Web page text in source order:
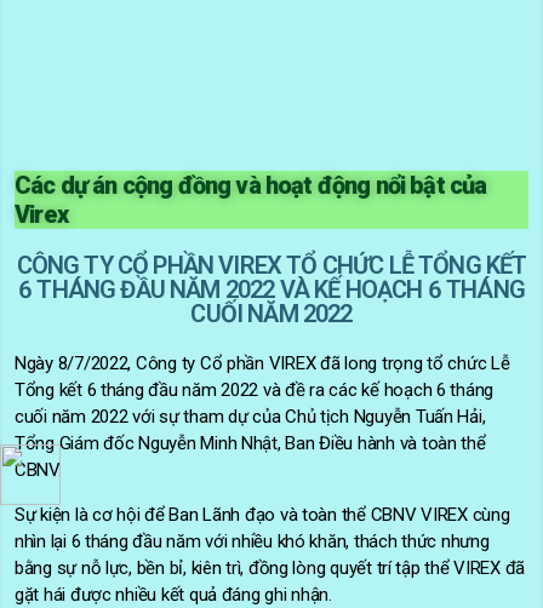
Các dự án cộng đồng và hoạt động nổi bật của
Virex
CÔNG TY CỔ PHẦN VIREX TỔ CHỨC LỄ TỔNG KẾT
6 THÁNG ĐẦU NĂM 2022 VÀ KẾ HOẠCH 6 THÁNG
CUỐI NĂM 2022
Ngày 8/7/2022, Công ty Cổ phần VIREX đã long trọng tổ chức Lễ
Tổng kết 6 tháng đầu năm 2022 và đề ra các kế hoạch 6 tháng
cuối năm 2022 với sự tham dự của Chủ tịch Nguyễn Tuấn Hải,
Tổng Giám đốc Nguyễn Minh Nhật, Ban Điều hành và toàn thể
CBNV.
Sự kiện là cơ hội để Ban Lãnh đạo và toàn thể CBNV VIREX cùng
nhìn lại 6 tháng đầu năm với nhiều khó khăn, thách thức nhưng
bằng sự nỗ lực, bền bỉ, kiên trì, đồng lòng quyết trí tập thể VIREX đã
gặt hái được nhiều kết quả đáng ghi nhận.